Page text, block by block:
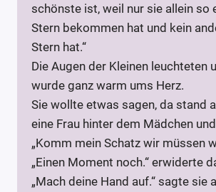
schönste ist, weil nur sie allein so
Stern bekommen hat und kein
Stern hat.“
Die Augen der Kleinen leuchteten
wurde ganz warm ums Herz.
Sie wollte etwas sagen, da stand
eine Frau hinter dem Mädchen
„Komm mein Schatz wir müssen
„Einen Moment noch.“ erwiderte
„Mach deine Hand auf.“ sagte sie